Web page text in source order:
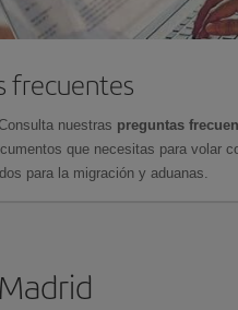
frecuentes
nuestras preguntas
que necesitas para volar
para la migración y aduanas.